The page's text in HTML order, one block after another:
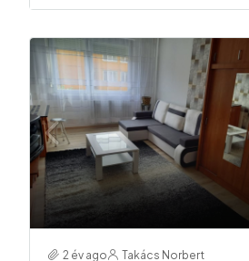
2 év ago Takács Norbert